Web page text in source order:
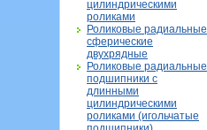
цилиндрическими
роликами
Роликовые радиальные
сферические
двухрядные
Роликовые радиальные
подшипники с
длинными
цилиндрическими
роликами (игольчатые